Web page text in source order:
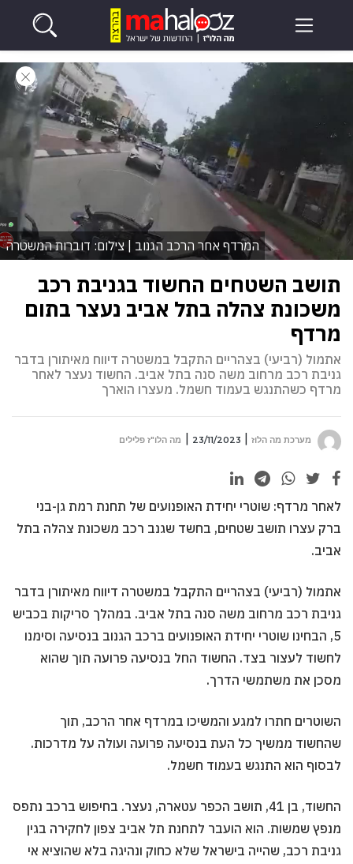
המרדף אחר הרכב הגנוב | צילום: דוברות המשטרה
תושב השטחים החשוד בגניבת רכב
משכונת צהלה בתל אביב נעצר בתום
מרדף
אתמול (רביעי) בצהריים התקבל במשטרה דיווח מאיתורן בדבר
גניבת רכב מרחוב משה סנה בתל אביב. החשוד נעצר לאחר
מרדף כשהתנגש בעמוד חשמל. מעצרו הוארך
מערכת מה הלוז 23/11/2023 מה הלו"ז פלילים
לאחר מרדף: שוטרי יחידת האופנועים של תחנת רמת גן-בני
ברק עצרו תושב שטחים, בחשד שגנב רכב משכונת צהלה בתל
אביב.
אתמול (רביעי) בצהריים התקבל במשטרה דיווח מאיתורן בדבר
גניבת רכב מרחוב משה סנה בתל אביב. במהלך סריקות בכביש
5, הבחינו שוטרי יחידת האופנועים ברכב הגנוב בנסיעה וסימנו
לחשוד לעצור בצד. החשוד החל בנסיעה פרועה תוך שהוא
מסכן את משתמשי הדרך.
השוטרים חתרו למגע והמשיכו במרדף אחר הרכב, תוך
שהחשוד ממשיך כל העת בנסיעה פרועה ועולה על מדרכות.
לבסוף הוא התנגש בעמוד חשמל.
החשוד, בן 41, תושב הכפר עטארה, נעצר. בחיפוש ברכב נתפס
מנפץ שמשות. הוא הועבר לתחנת תל אביב צפון לחקירה בגין
גניבת רכב, שהייה בישראל שלא כחוק ונהיגה בלא שהוציא אי